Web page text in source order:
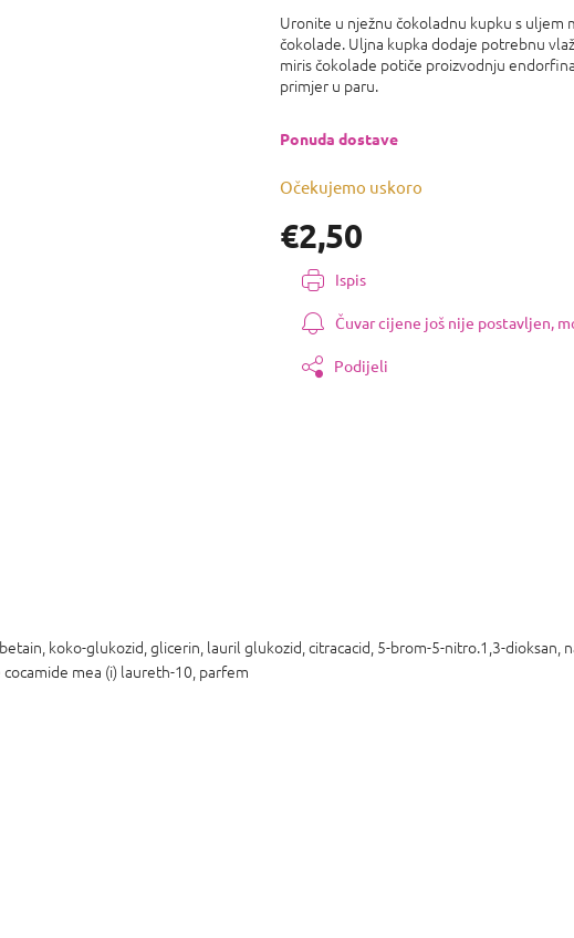
0,0
od
5
zvjezdica.
€2,50
Izmjeri
cijenu:
Očekujemo uskoro
Ponuda dostave
Uronite u nježnu čokoladnu kupku s uljem
čokolade. Uljna kupka dodaje potrebnu
miris čokolade potiče proizvodnju
primjer u paru.
Ispis
Čuvar cijene još nije postavljen,
Podijeli
koko-glukozid, glicerin, lauril glukozid, citracacid, 5-brom-5-nitro.1,3-dioksan,
mea (i) laureth-10, parfem